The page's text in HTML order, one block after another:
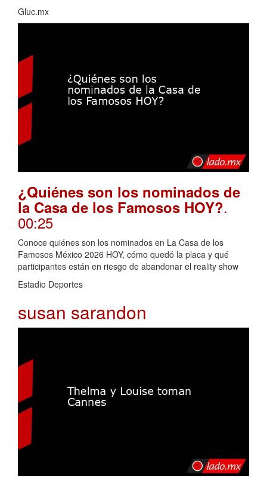
Gluc.mx
¿Quiénes son los nominados de
la Casa de los Famosos HOY?.
00:25
Conoce quiénes son los nominados en La Casa de los
Famosos México 2026 HOY, cómo quedó la placa y qué
participantes están en riesgo de abandonar el reality show
Estadio Deportes
susan sarandon